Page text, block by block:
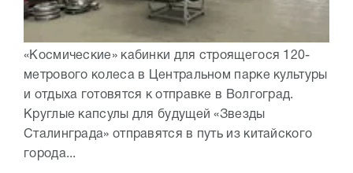
«Космические» кабинки для строящегося 120-
метрового колеса в Центральном парке культуры
и отдыха готовятся к отправке в Волгоград.
Круглые капсулы для будущей «Звезды
Сталинграда» отправятся в путь из китайского
города...